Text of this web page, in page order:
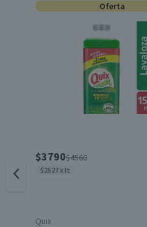
Garantía Mínima Legal
Oferta
$3790$4560
$2527 x lt
Quix